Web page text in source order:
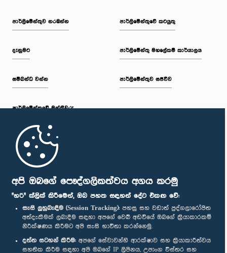
අපි ඔබගේ පෞද්ගලිකත්වය අගය කරමු
"හරි" ක්ලික් කිරීමෙන්, ඔබ පහත සඳහන් දේට එකඟ වේ:
සැසි ලුහුබැඳීම (Session Tracking): පහසු සහ වඩාත් පුද්ගලාරෝපිත
අත්දැකීමක් ලබාදීම සඳහා අපගේ වෙබ් අඩවියේ ඔබගේ ක්‍රියාකාරකම්
නිරීක්ෂණය කිරීමට අපි සැසි භාවිතා කරන්නෙමු.
දත්ත සටහන් කිරීම: අපගේ සේවාවන්හි ආරක්ෂාව සහ ක්‍රියාකාරීත්වය
සහතික කිරීම සඳහා අපි ඔබගේ IP ලිපිනය, උපාංග විස්තර සහ
පාර්ලි‌මේන්තුව නරඹන්න
දැනුමට
සම්බන්ධ වන්න
පාර්ලි‌මේන්තුවේ මන්ත්‍රීවරු
මුල් පිටුව
පාර්ලිමේන්තුවේ කටයුතු
පාර්ලිමේන්තු මහලේකම් කාර්යාලය
පාර්ලිමේන්තුව සජීවීව
පාර්ලිමේන්තු ජංගම යෙදුම
අප හා සම්බන්ධ වී සිටින්න :